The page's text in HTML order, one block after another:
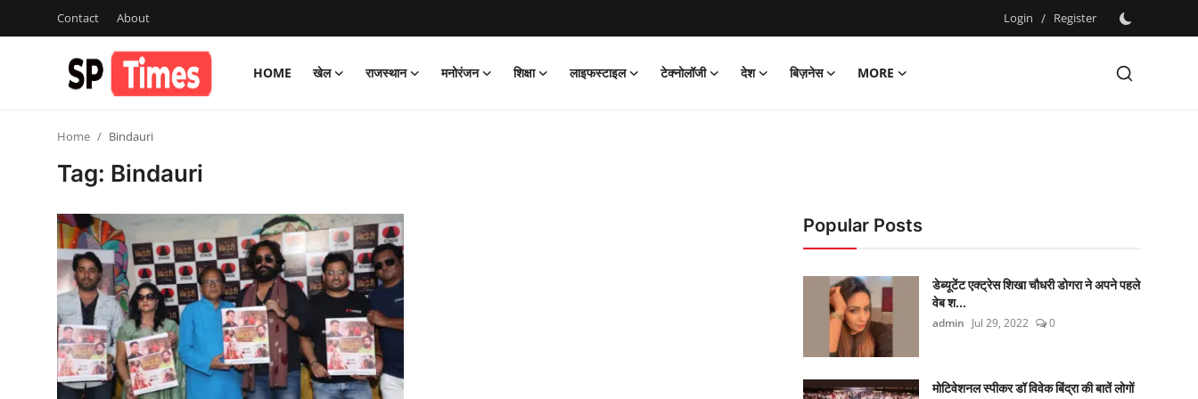
Contact About Login / Register
HOME खेल राजस्थान मनोरंजन शिक्षा लाइफस्टाइल टेक्नोलॉजी देश बिज़नेस
MORE
Register
राजस्थान
Home Bindauri
Tag: Bindauri
Popular Posts
डेब्यूटेंट एक्ट्रेस शिखा चौधरी डोगरा ने अपने पहले
वेब श...
admin Jul 29, 2022 0
मोटिवेशनल स्पीकर डॉ विवेक बिंद्रा की बातें लोगों